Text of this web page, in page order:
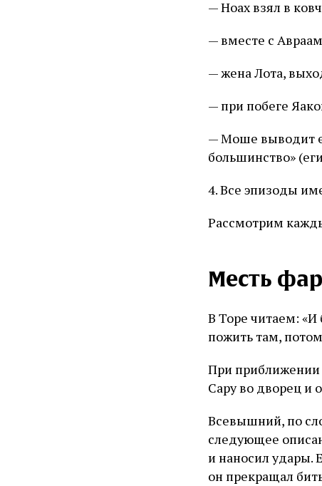
— Ноах взял в
— вместе с
— жена Лота,
— при побеге
— Моше выводит
большинство»
4. Все эпизоды
Рассмотрим
Месть
В Торе читаем: «И
пожить там,
При приближении
Сару во дворец и
Всевышний, по
следующее
и наносил удары.
он прекращал